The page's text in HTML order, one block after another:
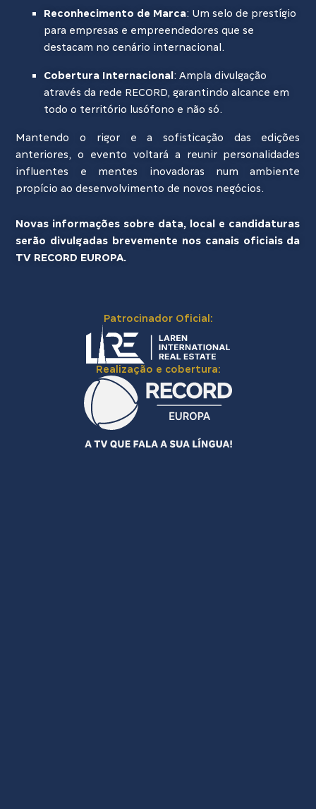
Reconhecimento de Marca: Um selo de prestígio
para empresas e empreendedores que se
destacam no cenário internacional.
Cobertura Internacional: Ampla divulgação
através da rede RECORD, garantindo alcance em
todo o território lusófono e não só.
Mantendo o rigor e a sofisticação das edições
anteriores, o evento voltará a reunir personalidades
influentes e mentes inovadoras num ambiente
propício ao desenvolvimento de novos negócios.
Novas informações sobre data, local e candidaturas
serão divulgadas brevemente nos canais oficiais da
TV RECORD EUROPA.
Patrocinador Oficial:
Realização e cobertura: